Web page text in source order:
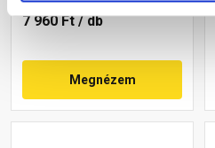
7 960 Ft/ db
Megnézem